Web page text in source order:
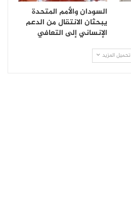
السودان والأمم المتحدة
يبحثان الانتقال من الدعم
الإنساني إلى التعافي
تحميل المزيد